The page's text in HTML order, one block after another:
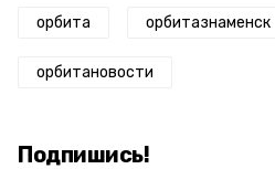
орбита орбитазнаменск
орбитановости
Подпишись!